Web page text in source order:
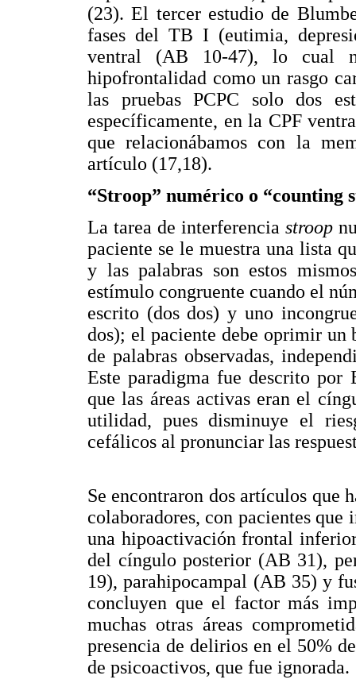
(23). El tercer estudio de
fases del TB I (eutimia,
ventral (AB 10-47), lo cual
hipofrontalidad como un rasgo
las pruebas PCPC solo dos
específicamente, en la CPF
que relacionábamos con la
artículo (17,18).
“Stroop” numérico o “counting
La tarea de interferenciastroop
paciente se le muestra una lista
y las palabras son estos
estímulo congruente cuando el
escrito (dos dos) y uno
dos); el paciente debe oprimir un
de palabras observadas,
Este paradigma fue descrito por
que las áreas activas eran el
utilidad, pues disminuye el
cefálicos al pronunciar las
Se encontraron dos artículos que
colaboradores, con pacientes
una hipoactivación frontal
del cíngulo posterior (AB 31),
19), parahipocampal (AB 35) y
concluyen que el factor más
muchas otras áreas
presencia de delirios en el 50%
de psicoactivos, que fue ignorada.